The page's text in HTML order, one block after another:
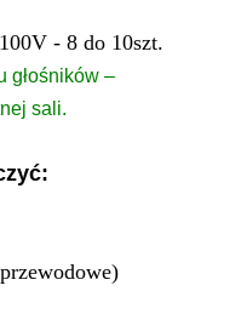
- 8 do 10szt.
głośników –
sali.